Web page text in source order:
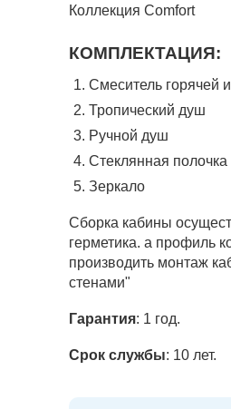
Коллекция Comfort
КОМПЛЕКТАЦИЯ:
Смеситель горячей
Тропический душ
Ручной душ
Стеклянная полочка
Зеркало
Сборка кабины
герметика. а профиль
производить монтаж
стенами"
Гарантия: 1 год.
Срок службы: 10 лет.